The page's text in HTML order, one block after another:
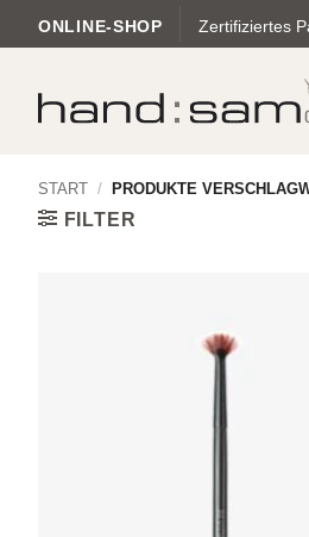
Inhalt
ONLINE-SHOP Zertifiziertes
START / PRODUKTE
FILTER